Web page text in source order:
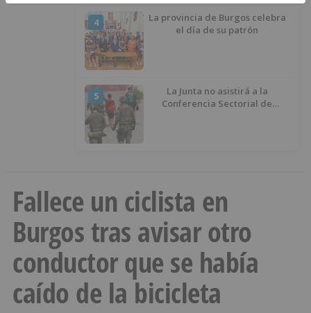
4
La provincia de Burgos celebra
el día de su patrón
5
La Junta no asistirá a la
Conferencia Sectorial de
Fallece un ciclista en
Burgos tras avisar otro
conductor que se había
caído de la bicicleta